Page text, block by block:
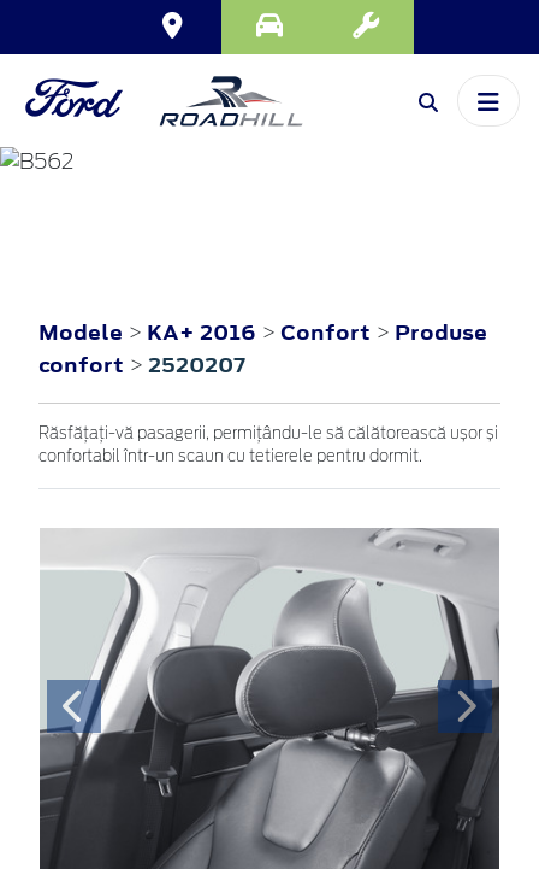
Modele > KA+ 2016 > Confort > Produse
confort > 2520207
Răsfățați-vă pasagerii, permițându-le să călătorească ușor și
confortabil într-un scaun cu tetierele pentru dormit.